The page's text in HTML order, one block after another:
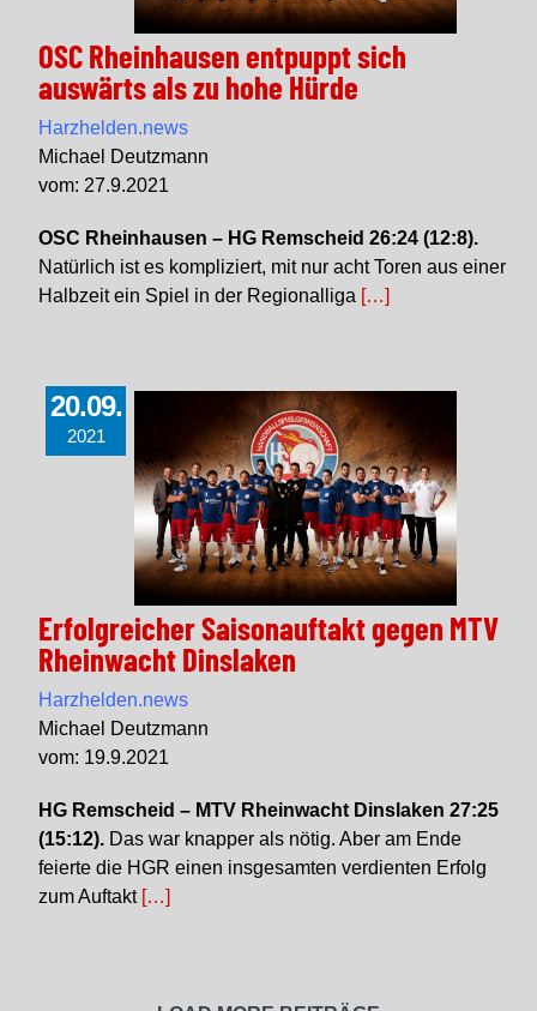
OSC Rheinhausen entpuppt sich
auswärts als zu hohe Hürde
Harzhelden.news
Michael Deutzmann
vom: 27.9.2021
OSC Rheinhausen – HG Remscheid 26:24 (12:8).
Natürlich ist es kompliziert, mit nur acht Toren aus einer
Halbzeit ein Spiel in der Regionalliga […]
20.09.
2021
Erfolgreicher Saisonauftakt gegen MTV
Rheinwacht Dinslaken
Harzhelden.news
Michael Deutzmann
vom: 19.9.2021
HG Remscheid – MTV Rheinwacht Dinslaken 27:25
(15:12). Das war knapper als nötig. Aber am Ende
feierte die HGR einen insgesamten verdienten Erfolg
zum Auftakt[…]